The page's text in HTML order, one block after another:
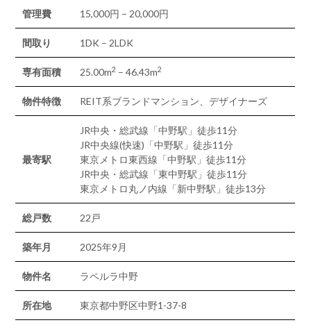
管理費 15,000円 – 20,000円
間取り 1DK – 2LDK
専有面積 25.00m2 – 46.43m2
物件特徴 REIT系ブランドマンション、デザイナーズ
最寄駅
JR中央・総武線「中野駅」徒歩11分
JR中央線(快速)「中野駅」徒歩11分
東京メトロ東西線「中野駅」徒歩11分
JR中央・総武線「東中野駅」徒歩11分
東京メトロ丸ノ内線「新中野駅」徒歩13分
総戸数 22戸
築年月 2025年9月
物件名 ラペルラ中野
所在地 東京都中野区中野1-37-8